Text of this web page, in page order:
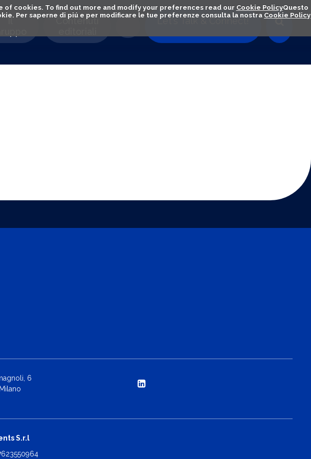
cookies. To find out more and modify your preferences read our Cookie PolicyQuesto
Per saperne di piú e per modificare le tue preferenze consulta la nostra Cookie Policy
Let's Talk & Connect!
Il
Contenuti
6
S.r.l